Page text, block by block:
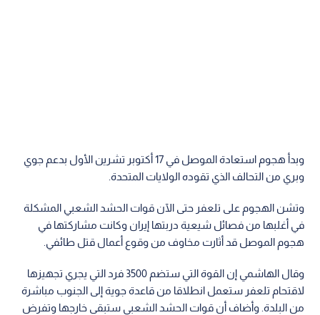
وبدأ هجوم استعادة الموصل في 17 أكتوبر تشرين الأول بدعم جوي
وبري من التحالف الذي تقوده الولايات المتحدة.
وتشن الهجوم على تلعفر حتى الآن قوات الحشد الشعبي المشكلة
في أغلبها من فصائل شيعية دربتها إيران وكانت مشاركتها في
هجوم الموصل قد أثارت مخاوف من وقوع أعمال قتل طائفي.
وقال الهاشمي إن القوة التي ستضم 3500 فرد التي يجري تجهيزها
لاقتحام تلعفر ستعمل انطلاقا من قاعدة جوية إلى الجنوب مباشرة
من البلدة. وأضاف أن قوات الحشد الشعبي ستبقى خارجها وتفرض